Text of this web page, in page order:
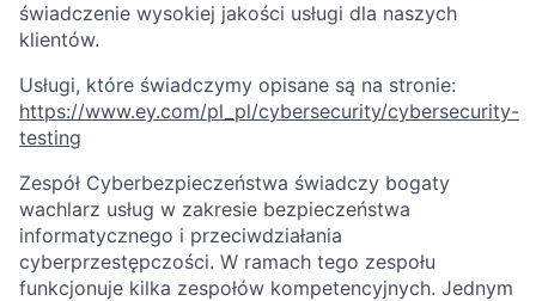
świadczenie wysokiej jakości usługi dla naszych
klientów.
Usługi, które świadczymy opisane są na stronie:
https://www.ey.com/pl_pl/cybersecurity/cybersecurity-
testing
Zespół Cyberbezpieczeństwa świadczy bogaty
wachlarz usług w zakresie bezpieczeństwa
informatycznego i przeciwdziałania
cyberprzestępczości. W ramach tego zespołu
funkcjonuje kilka zespołów kompetencyjnych. Jednym